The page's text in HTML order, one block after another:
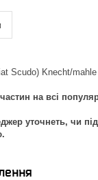
Scudo) Knecht/
на всі
уточнеть, чи